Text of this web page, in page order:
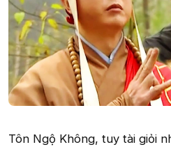
Tôn Ngộ Không, tuy tài giỏi